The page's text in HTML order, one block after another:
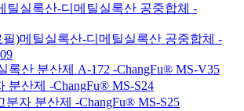
틸실록산-디메틸실록산 공중합체 -
)메틸실록산-디메틸실록산 공중합체 -
록산 분산제 A-172 -ChangFu® MS-V35
분산제 -ChangFu® MS-S24
분자 분산제 -ChangFu® MS-S25